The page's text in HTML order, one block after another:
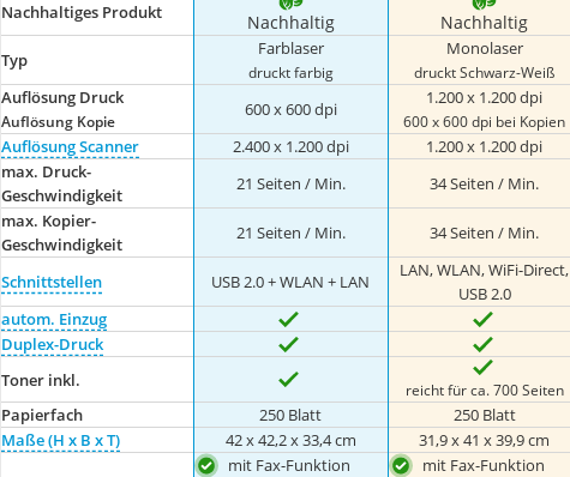
Nachhaltiges Produkt Nachhaltig Nachhaltig
Typ
Farblaser
druckt farbig
Monolaser
druckt Schwarz-Weiß
Auflösung Druck
Auflösung Kopie
600 x 600 dpi
1.200 x 1.200 dpi
600 x 600 dpi bei Kopien
Auflösung Scanner 2.400 x 1.200 dpi 1.200 x 1.200 dpi
max. Druck-
Geschwindigkeit
21 Seiten / Min. 34 Seiten / Min.
max. Kopier-
Geschwindigkeit
21 Seiten / Min. 34 Seiten / Min.
Schnittstellen USB 2.0 + WLAN + LAN
LAN, WLAN, WiFi-Direct,
USB 2.0
autom. Einzug
Duplex-Druck
Toner inkl.
reicht für ca. 700 Seiten
Papierfach 250 Blatt 250 Blatt
Maße (H x B x T)
42 x 42,2 x 33,4 cm 31,9 x 41 x 39,9 cm
mit Fax-Funktion
mit Fax-Funktion